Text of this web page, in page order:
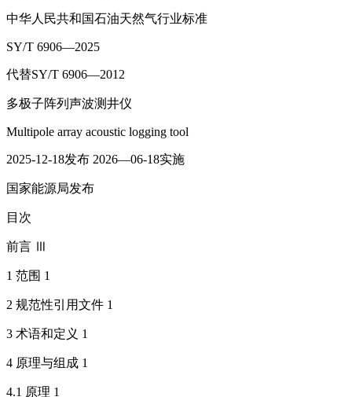
中华人民共和国石油天然气行业标准
SY/T 6906—2025
代替SY/T 6906—2012
多极子阵列声波测井仪
Multipole array acoustic logging tool
2025-12-18发布 2026—06-18实施
国家能源局发布
目次
前言 Ⅲ
1 范围 1
2 规范性引用文件 1
3 术语和定义 1
4 原理与组成 1
4.1 原理 1